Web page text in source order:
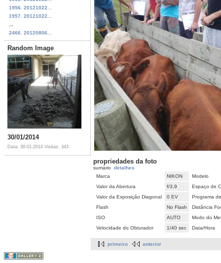
1956. 20121022...
1957. 20121022...
2466. 20120806...
Random Image
30/01/2014
Data: 30-01-2014 Visitas: 343
propriedades da foto
sumário detalhes
Marca
NIKON
Modelo
Valor da Abertura
f/3,9
Espaço de
Valor da Exposição Diagonal
0 EV
Programa
Flash
No Flash
Distância
ISO
AUTO
Modo do
Velocidade do Obturador
1/40 sec Data/Hora
primeiro anterior